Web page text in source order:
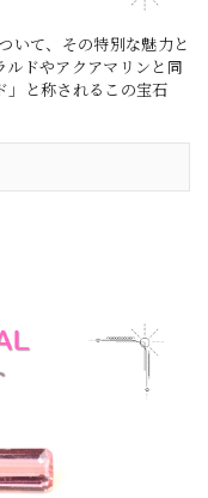
いて、その特別な魅力と
ドやアクアマリンと同
」と称されるこの宝石